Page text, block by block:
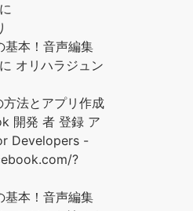
に
基本！音声編集
に オリハラジュン
法とアプリ作成
開発 者 登録 ア
Developers -
?
基本！音声編集